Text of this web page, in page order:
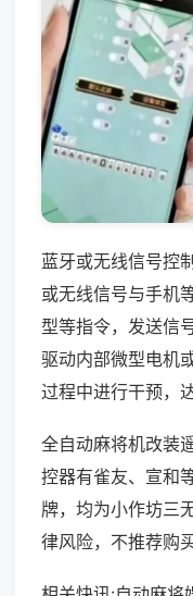
蓝牙或无线信号控
或无线信号与手机
型等指令，发送信
驱动内部微型电机
过程中进行干预，
全自动麻将机改装
控器有雀友、宣和
牌，均为小作坊三
律风险，不推荐购买